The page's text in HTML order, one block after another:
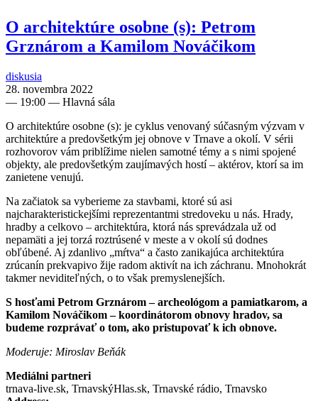
O architektúre osobne (s): Petrom
Grznárom a Kamilom Nováčikom
diskusia
28. novembra 2022
— 19:00 — Hlavná sála
O architektúre osobne (s): je cyklus venovaný súčasným výzvam v
architektúre a predovšetkým jej obnove v Trnave a okolí. V sérii
rozhovorov vám priblížime nielen samotné témy a s nimi spojené
objekty, ale predovšetkým zaujímavých hostí – aktérov, ktorí sa im
zanietene venujú.
Na začiatok sa vyberieme za stavbami, ktoré sú asi
najcharakteristickejšími reprezentantmi stredoveku u nás. Hrady,
hradby a celkovo – architektúra, ktorá nás sprevádzala už od
nepamäti a jej torzá roztrúsené v meste a v okolí sú dodnes
obľúbené. Aj zdanlivo „mŕtva“ a často zanikajúca architektúra
zrúcanín prekvapivo žije radom aktivít na ich záchranu. Mnohokrát
takmer neviditeľných, o to však premyslenejších.
S hosťami Petrom Grznárom – archeológom a pamiatkarom, a
Kamilom Nováčikom – koordinátorom obnovy hradov, sa
budeme rozprávať o tom, ako pristupovať k ich obnove.
Moderuje: Miroslav Beňák
Mediálni partneri
trnava-live.sk, TrnavskýHlas.sk, Trnavské rádio, Trnavsko